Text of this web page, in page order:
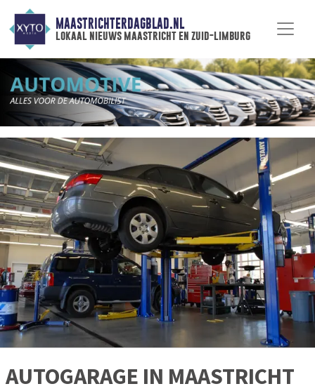
MAASTRICHTERDAGBLAD.NL
lokaal nieuws maastricht en zuid-limburg
AUTOGARAGE IN MAASTRICHT